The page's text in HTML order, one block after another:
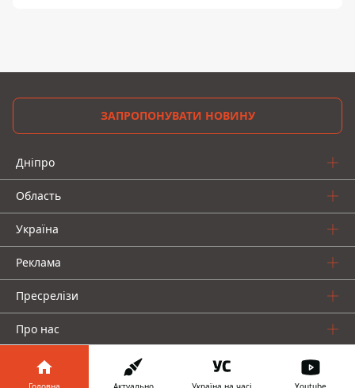
ЗАПРОПОНУВАТИ НОВИНУ
Дніпро
Область
Україна
Реклама
Пресрелізи
Про нас